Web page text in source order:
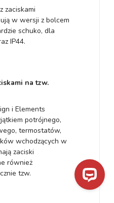
zaciskami
w wersji z bolcem
schuko, dla
IP44.
na tzw.
i Elements
potrójnego,
termostatów,
wchodzących w
zaciski
również
tzw.